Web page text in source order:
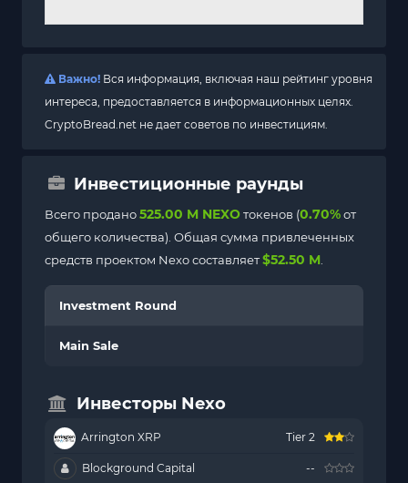
Важно! Вся информация, включая наш рейтинг уровня
интереса, предоставляется в информационных целях.
CryptoBread.net не дает советов по инвестициям.
Инвестиционные раунды
Всего продано525.00 M NEXOтокенов (0.70%от
общего количества). Общая сумма привлеченных
средств проектом Nexo составляет$52.50 M
Investment Round
Main Sale
Инвесторы Nexo
Arrington XRP Tier 2
Blockground Capital --